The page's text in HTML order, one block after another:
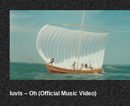
luvis – Oh (Official Music Video)